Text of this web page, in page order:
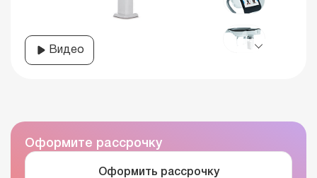
Видео
Оформите рассрочку
Оформить рассрочку